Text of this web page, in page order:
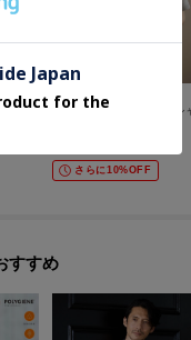
【シンプルすぎない大人の表情】ケーブルフクレポロシャツ 吸水速乾/UVケア/洗濯機OK
TAKEO KIKUCHI
【徳島ニット】ニットＴシ
さらに10%OFF
すすめ